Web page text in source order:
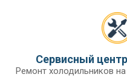
Сервисный
Ремонт холодильников